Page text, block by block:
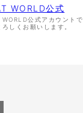
WORLD公式
WORLD公式アカウントで
ろしくお願いします。